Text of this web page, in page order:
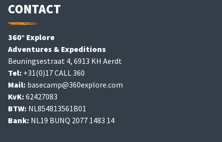
CONTACT
360° Explore
Adventures & Expeditions
Beuningsestraat 4, 6913 KH Aerdt
Tel: +31(0)17 CALL 360
Mail: basecamp@360explore.com
KvK: 62427083
BTW: NL854813561B01
Bank: NL19 BUNQ 2077 1483 14